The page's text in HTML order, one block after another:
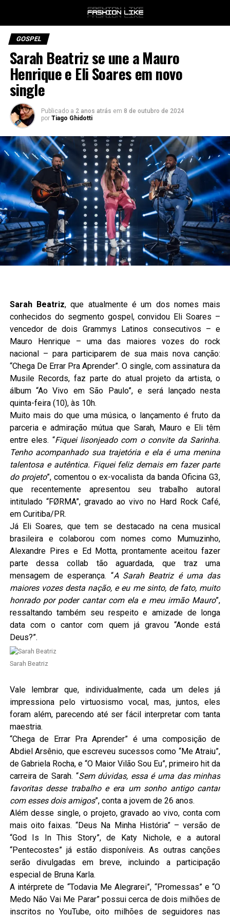
GOSPEL
Sarah Beatriz se une a Mauro
Henrique e Eli Soares em novo
single
Publicado a 2 anos atrás em 8 de outubro de 2024
por Tiago Ghidotti
Sarah Beatriz, que atualmente é um dos nomes mais
conhecidos do segmento gospel, convidou Eli Soares –
vencedor de dois Grammys Latinos consecutivos – e
Mauro Henrique – uma das maiores vozes do rock
nacional – para participarem de sua mais nova canção:
“Chega De Errar Pra Aprender”. O single, com assinatura da
Musile Records, faz parte do atual projeto da artista, o
álbum “Ao Vivo em São Paulo”, e será lançado nesta
quinta-feira (10), às 10h.
Muito mais do que uma música, o lançamento é fruto da
parceria e admiração mútua que Sarah, Mauro e Eli têm
entre eles. “Fiquei lisonjeado com o convite da Sarinha.
Tenho acompanhado sua trajetória e ela é uma menina
talentosa e autêntica. Fiquei feliz demais em fazer parte
do projeto”, comentou o ex-vocalista da banda Oficina G3,
que recentemente apresentou seu trabalho autoral
intitulado “FØRMA”, gravado ao vivo no Hard Rock Café,
em Curitiba/PR.
Já Eli Soares, que tem se destacado na cena musical
brasileira e colaborou com nomes como Mumuzinho,
Alexandre Pires e Ed Motta, prontamente aceitou fazer
parte dessa collab tão aguardada, que traz uma
mensagem de esperança. “A Sarah Beatriz é uma das
maiores vozes desta nação, e eu me sinto, de fato, muito
honrado por poder cantar com ela e meu irmão Mauro”,
ressaltando também seu respeito e amizade de longa
data com o cantor com quem já gravou “Aonde está
Deus?”.
Sarah Beatriz
Vale lembrar que, individualmente, cada um deles já
impressiona pelo virtuosismo vocal, mas, juntos, eles
foram além, parecendo até ser fácil interpretar com tanta
maestria.
“Chega de Errar Pra Aprender” é uma composição de
Abdiel Arsênio, que escreveu sucessos como “Me Atraiu”,
de Gabriela Rocha, e “O Maior Vilão Sou Eu”, primeiro hit da
carreira de Sarah. “Sem dúvidas, essa é uma das minhas
favoritas desse trabalho e era um sonho antigo cantar
com esses dois amigos”, conta a jovem de 26 anos.
Além desse single, o projeto, gravado ao vivo, conta com
mais oito faixas. “Deus Na Minha História” – versão de
“God Is In This Story”, de Katy Nichole, e a autoral
“Pentecostes” já estão disponíveis. As outras canções
serão divulgadas em breve, incluindo a participação
especial de Bruna Karla.
A intérprete de “Todavia Me Alegrarei”, “Promessas” e “O
Medo Não Vai Me Parar” possui cerca de dois milhões de
inscritos no YouTube, oito milhões de seguidores nas